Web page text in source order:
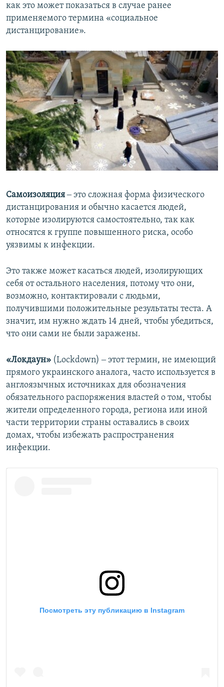
как это может показаться в случае ранее
применяемого термина «социальное
дистанцирование».
Самоизоляция‒ это сложная форма физического
дистанцирования и обычно касается людей,
которые изолируются самостоятельно, так как
относятся к группе повышенного риска, особо
уязвимы к инфекции.
Это также может касаться людей, изолирующих
себя от остального населения, потому что они,
возможно, контактировали с людьми,
получившими положительные результаты теста. А
значит, им нужно ждать 14 дней, чтобы убедиться,
что они сами не были заражены.
«Локдаун» (Lockdown) ‒ этот термин, не имеющий
прямого украинского аналога, часто используется в
англоязычных источниках для обозначения
обязательного распоряжения властей о том, чтобы
жители определенного города, региона или иной
части территории страны оставались в своих
домах, чтобы избежать распространения
инфекции.